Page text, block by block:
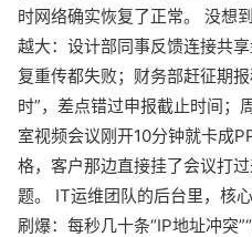
时网络确实恢复了正常。 没想
越大：设计部同事反馈连接共
复重传都失败；财务部赶征期
时”，差点错过申报截止时间；
室视频会议刚开10分钟就卡成
格，客户那边直接挂了会议打
题。 IT运维团队的后台里，核
刷爆：每秒几十条“IP地址冲突